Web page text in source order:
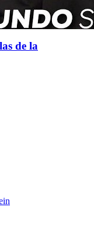
de la